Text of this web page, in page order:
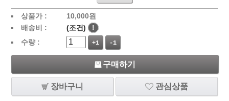
상품가 : 10,000원
배송비 :
(조건)
!
수량 :
+1 -1
구매하기
장바구니 관심상품